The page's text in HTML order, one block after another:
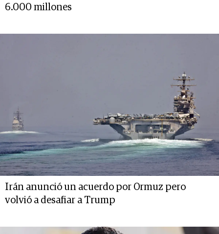
6.000 millones
Irán anunció un acuerdo por Ormuz pero
volvió a desafiar a Trump